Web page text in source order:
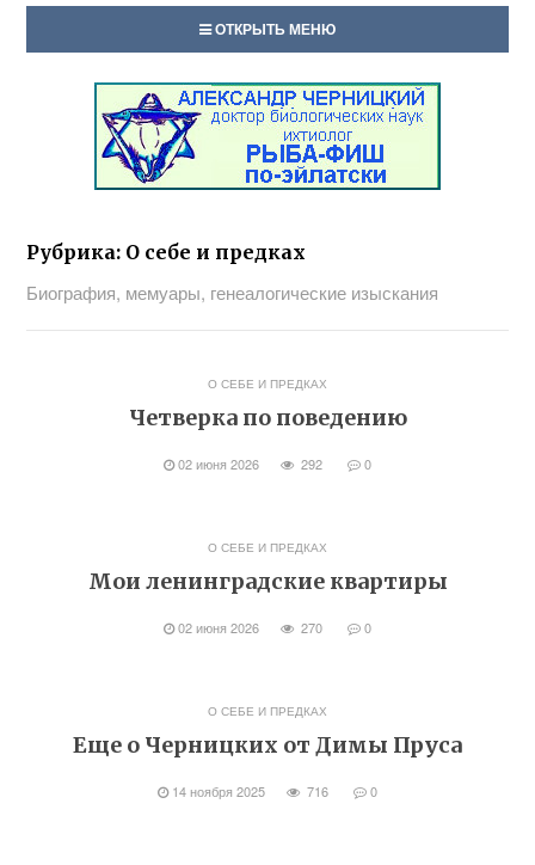
ОТКРЫТЬ МЕНЮ
Рубрика: О себе и предках
Биография, мемуары, генеалогические изыскания
О СЕБЕ И ПРЕДКАХ
Четверка по поведению
02 июня 2026 292 0
О СЕБЕ И ПРЕДКАХ
Мои ленинградские квартиры
02 июня 2026 270 0
О СЕБЕ И ПРЕДКАХ
Еще о Черницких от Димы Пруса
14 ноября 2025 716 0